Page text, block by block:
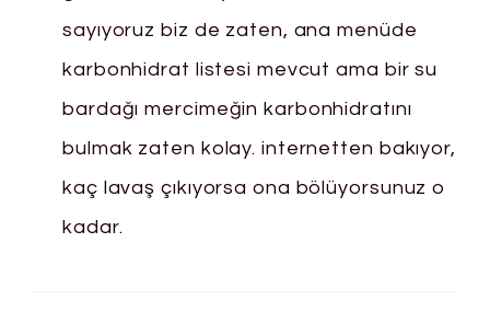
sayıyoruz biz de zaten, ana menüde
karbonhidrat listesi mevcut ama bir su
bardağı mercimeğin karbonhidratını
bulmak zaten kolay. internetten bakıyor,
kaç lavaş çıkıyorsa ona bölüyorsunuz o
kadar.